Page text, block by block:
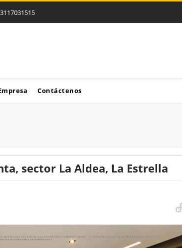
Contáctenos
sector La Aldea, La Estrella